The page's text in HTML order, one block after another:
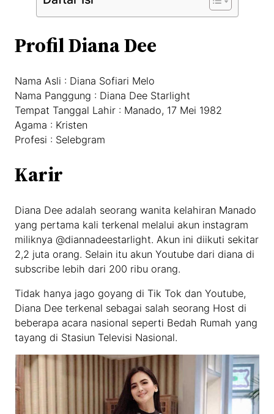
Profil Diana Dee
Nama Asli : Diana Sofiari Melo
Nama Panggung : Diana Dee Starlight
Tempat Tanggal Lahir : Manado, 17 Mei 1982
Agama : Kristen
Profesi : Selebgram
Karir
Diana Dee adalah seorang wanita kelahiran Manado
yang pertama kali terkenal melalui akun instagram
miliknya @diannadeestarlight. Akun ini diikuti sekitar
2,2 juta orang. Selain itu akun Youtube dari diana di
subscribe lebih dari 200 ribu orang.
Tidak hanya jago goyang di Tik Tok dan Youtube,
Diana Dee terkenal sebagai salah seorang Host di
beberapa acara nasional seperti Bedah Rumah yang
tayang di Stasiun Televisi Nasional.